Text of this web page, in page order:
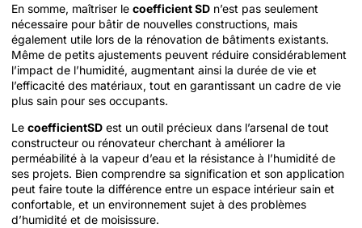
En somme, maîtriser le coefficient SD n’est pas seulement
nécessaire pour bâtir de nouvelles constructions, mais
également utile lors de la rénovation de bâtiments existants.
Même de petits ajustements peuvent réduire considérablement
l’impact de l’humidité, augmentant ainsi la durée de vie et
l’efficacité des matériaux, tout en garantissant un cadre de vie
plus sain pour ses occupants.
Le coefficientSD est un outil précieux dans l’arsenal de tout
constructeur ou rénovateur cherchant à améliorer la
perméabilité à la vapeur d’eau et la résistance à l’humidité de
ses projets. Bien comprendre sa signification et son application
peut faire toute la différence entre un espace intérieur sain et
confortable, et un environnement sujet à des problèmes
d’humidité et de moisissure.